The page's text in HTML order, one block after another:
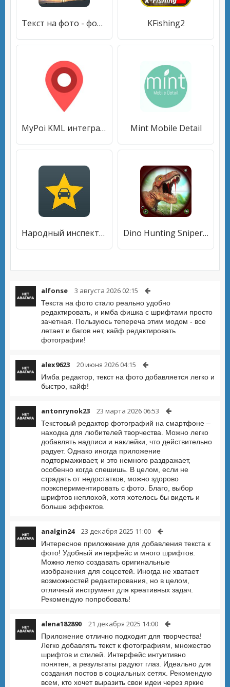
Текст на фото - фото текст KFishing2
MyPoi KML интегратор навигационных приложений Mint Mobile Detail
Народный инспектор Dino Hunting Sniper Shooter 3D
alfonse 3 августа 2026 02:15
Текста на фото стало реально удобно
редактировать, и имба фишка с шрифтами просто
зачетная. Пользуюсь тепереча этим модом - все
летает и багов нет, кайф редактировать
фотографии!
alex9623 20 июня 2026 04:15
Имба редактор, текст на фото добавляется легко и
быстро, кайф!
antonrynok23 23 марта 2026 06:53
Текстовый редактор фотографий на смартфоне –
находка для любителей творчества. Можно легко
добавлять надписи и наклейки, что действительно
радует. Однако иногда приложение
подтормаживает, и это немного раздражает,
особенно когда спешишь. В целом, если не
страдать от недостатков, можно здорово
поэкспериментировать с фото. Благо, выбор
шрифтов неплохой, хотя хотелось бы видеть и
больше эффектов.
analgin24 23 декабря 2025 11:00
Интересное приложение для добавления текста к
фото! Удобный интерфейс и много шрифтов.
Можно легко создавать оригинальные
изображения для соцсетей. Иногда не хватает
возможностей редактирования, но в целом,
отличный инструмент для креативных задач.
Рекомендую попробовать!
alena182890 21 декабря 2025 14:00
Приложение отлично подходит для творчества!
Легко добавлять текст к фотографиям, множество
шрифтов и стилей. Интерфейс интуитивно
понятен, а результаты радуют глаз. Идеально для
создания постов в социальных сетях. Рекомендую
всем, кто хочет выразить свои идеи через яркие